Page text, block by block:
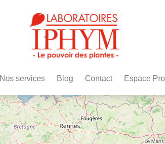
Nos services Blog Contact Espace Pro